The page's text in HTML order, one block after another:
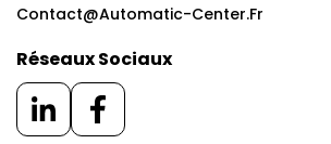
Contact@automatic-Center.fr
Réseaux Sociaux